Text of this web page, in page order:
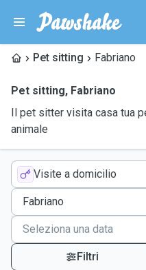
Pet sitting Fabriano
Pet sitting, Fabriano
Il pet sitter visita casa tua
animale
Visite a domicilio
Filtri